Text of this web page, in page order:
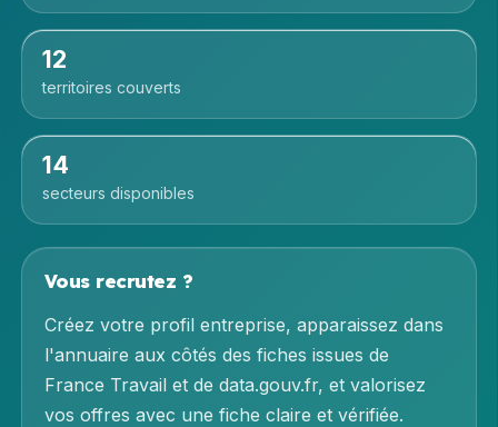
12
territoires couverts
14
secteurs disponibles
Vous recrutez ?
Créez votre profil entreprise, apparaissez dans
l'annuaire aux côtés des fiches issues de
France Travail et de data.gouv.fr, et valorisez
vos offres avec une fiche claire et vérifiée.